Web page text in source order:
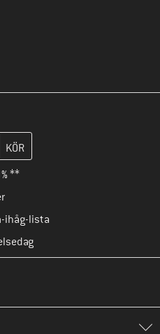
skapa ditt kundkonto i nästa
**
ihåg-lista